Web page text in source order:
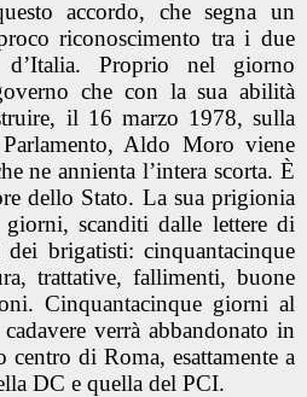
accordo, che segna un
riconoscimento tra i due
Proprio nel giorno
che con la sua abilità
il 16 marzo 1978, sulla
Aldo Moro viene
ne annienta l’intera scorta. È
dello Stato. La sua prigionia
giorni, scanditi dalle lettere di
brigatisti: cinquantacinque
trattative, fallimenti, buone
Cinquantacinque giorni al
verrà abbandonato in
centro di Roma, esattamente a
DC e quella del PCI.